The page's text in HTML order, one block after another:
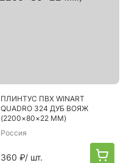
ПЛИНТУС ПВХ WINART
QUADRO 324 ДУБ ВОЯЖ
(2200×80×22 ММ)
Россия
360 ₽/ шт.